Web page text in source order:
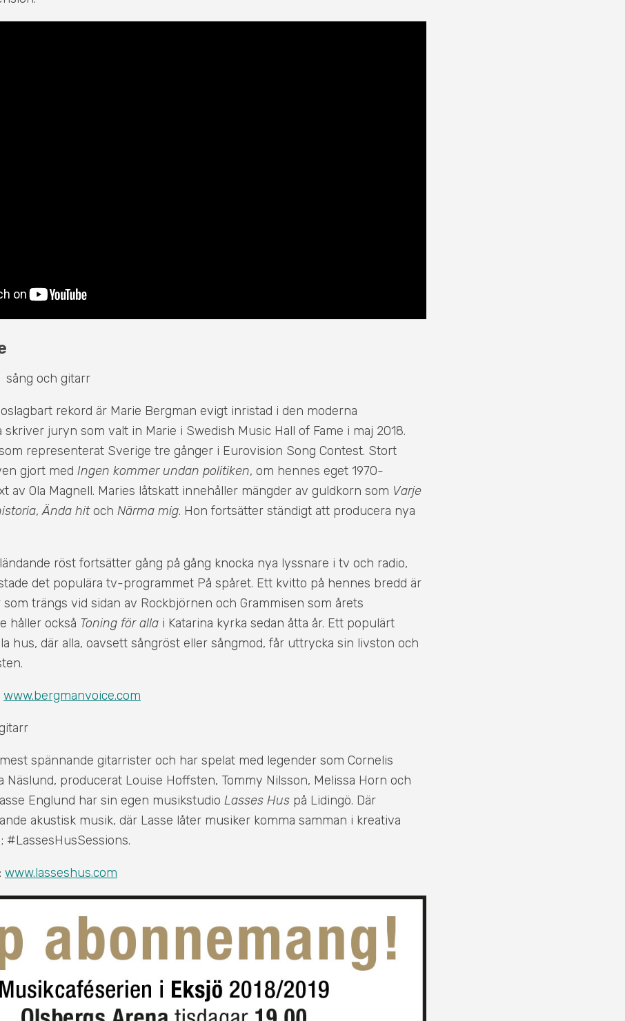
sång och gitarr
rekord är Marie Bergman evigt inristad i den moderna
skriver juryn som valt in Marie i Swedish Music Hall of Fame i maj 2018.
representerat Sverige tre gånger i Eurovision Song Contest. Stort
gjort med Ingen kommer undan politiken, om hennes eget 1970-
av Ola Magnell. Maries låtskatt innehåller mängder av guldkorn som Varje
,Ända hitoch Närma mig. Hon fortsätter ständigt att producera nya
röst fortsätter gång på gång knocka nya lyssnare i tv och radio,
det populära tv-programmet På spåret. Ett kvitto på hennes bredd är
trängs vid sidan av Rockbjörnen och Grammisen som årets
håller också Toning för alla i Katarina kyrka sedan åtta år. Ett populärt
hus, där alla, oavsett sångröst eller sångmod, får uttrycka sin livston och
www.bergmanvoice.com
spännande gitarrister och har spelat med legender som Cornelis
Näslund, producerat Louise Hoffsten, Tommy Nilsson, Melissa Horn och
Englund har sin egen musikstudio Lasses Hus på Lidingö. Där
akustisk musik, där Lasse låter musiker komma samman i kreativa
#LassesHusSessions.
www.lasseshus.com